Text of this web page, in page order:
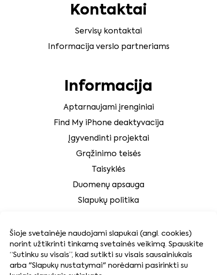
Šioje svetainėje naudojami slapukai (angl. cookies)
norint užtikrinti tinkamą svetainės veikimą. Spauskite
“Sutinku su visais”, kad sutikti su visais sausainiukais
arba "Slapukų nustatymai" norėdami pasirinkti su
Kontaktai
Servisų kontaktai
Informacija verslo partneriams
Informacija
Aptarnaujami įrenginiai
Find My iPhone deaktyvacija
Įgyvendinti projektai
Grąžinimo teisės
Taisyklės
Duomenų apsauga
Slapukų politika
Tvarumas